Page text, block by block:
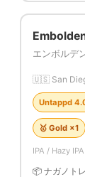
エンボルデ
🇺🇸 San
Untappd
🥇 Gold ×1
IPA / Hazy
📦 ナガノト